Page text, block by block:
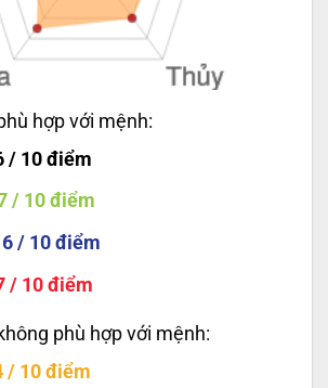
hợp với mệnh:
/ 10 điểm
/ 10 điểm
/ 10 điểm
/ 10 điểm
phù hợp với mệnh:
/ 10 điểm